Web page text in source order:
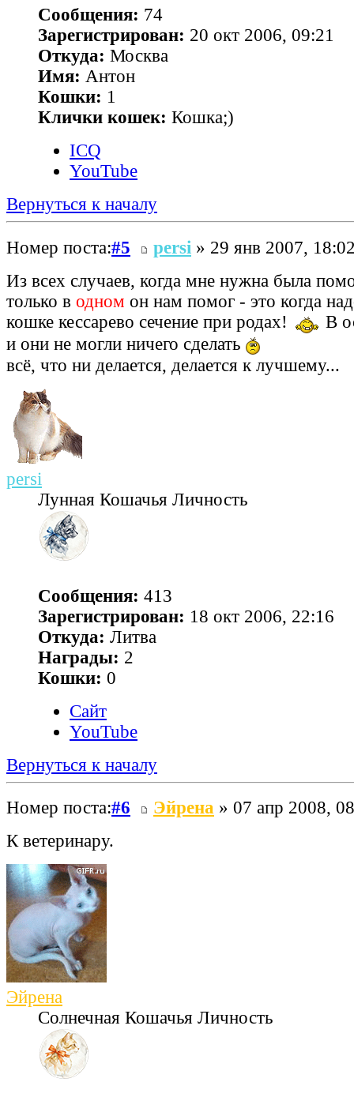
Сообщения: 74
Зарегистрирован: 20 окт 2006, 09:21
Откуда: Москва
Имя: Антон
Кошки: 1
Клички кошек: Кошка;)
ICQ
YouTube
Вернуться к началу
Номер поста:#5 persi » 29 янв 2007,
Из всех случаев, когда мне нужна была
только в одном он нам помог - это когда
кошке кессарево сечение при родах!
В
и они не могли ничего сделать
всё, что ни делается, делается к лучшему...
persi
Лунная Кошачья Личность
Сообщения: 413
Зарегистрирован: 18 окт 2006, 22:16
Откуда: Литва
Награды: 2
Кошки: 0
Сайт
YouTube
Вернуться к началу
Номер поста:#6 Эйрена » 07 апр 2008,
К ветеринару.
Эйрена
Солнечная Кошачья Личность